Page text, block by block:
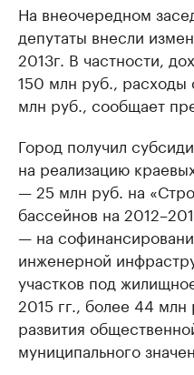
На внеочередном
депутаты внесли
2013г. В частности,
150 млн руб.,
млн руб., сообщает
Город получил
на реализацию
— 25 млн руб. на
бассейнов на
— на
инженерной
участков под
2015 гг., более 44
развития
муниципального